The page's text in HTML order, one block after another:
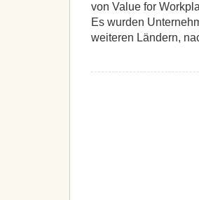
von Value for
Es wurden
weiteren Ländern,